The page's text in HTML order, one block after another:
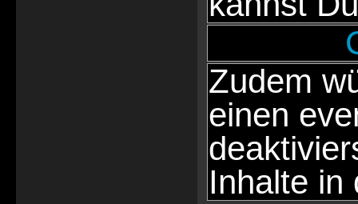
Zudem
einen
Inhalte in